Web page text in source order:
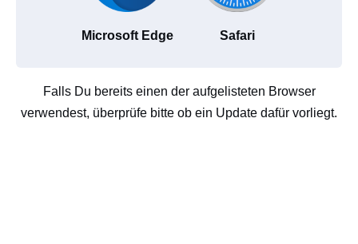
Microsoft Edge Safari
Falls Du bereits einen der aufgelisteten Browser
verwendest, überprüfe bitte ob ein Update dafür vorliegt.